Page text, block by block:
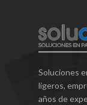
Soluciones
ligeros,
años de